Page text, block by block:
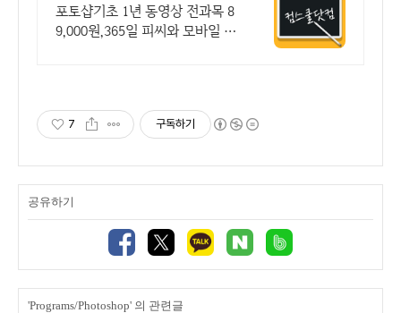
신청&결제시 기프티콘!
포토샵기초 1년 동영상 전과목 8
9,000원,365일 피씨와 모바일 수
7 구독하기
공유하기
'Programs/Photoshop' 의 관련글